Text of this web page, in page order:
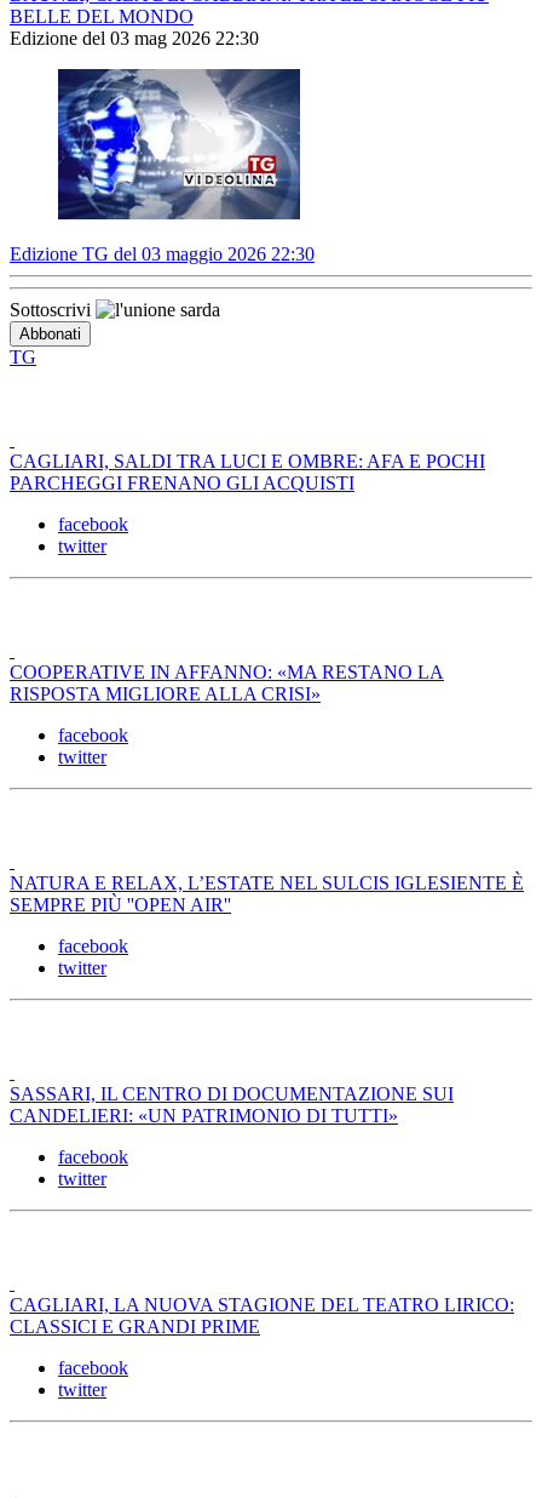
BELLE DEL MONDO
Edizione del 03 mag 2026 22:30
Edizione TG del 03 maggio 2026 22:30
Sottoscrivi
TG
CAGLIARI, SALDI TRA LUCI E OMBRE: AFA E POCHI
PARCHEGGI FRENANO GLI ACQUISTI
facebook
twitter
COOPERATIVE IN AFFANNO: «MA RESTANO LA
RISPOSTA MIGLIORE ALLA CRISI»
facebook
twitter
NATURA E RELAX, L’ESTATE NEL SULCIS IGLESIENTE È
SEMPRE PIÙ ''OPEN AIR''
facebook
twitter
SASSARI, IL CENTRO DI DOCUMENTAZIONE SUI
CANDELIERI: «UN PATRIMONIO DI TUTTI»
facebook
twitter
CAGLIARI, LA NUOVA STAGIONE DEL TEATRO LIRICO:
CLASSICI E GRANDI PRIME
facebook
twitter